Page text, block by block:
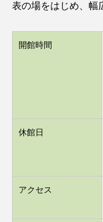
表の場をはじめ、幅
開館時間
休館日
アクセス